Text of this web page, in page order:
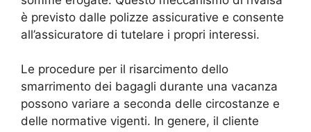
è previsto dalle polizze assicurative e consente
all’assicuratore di tutelare i propri interessi.
Le procedure per il risarcimento dello
smarrimento dei bagagli durante una vacanza
possono variare a seconda delle circostanze e
delle normative vigenti. In genere, il cliente